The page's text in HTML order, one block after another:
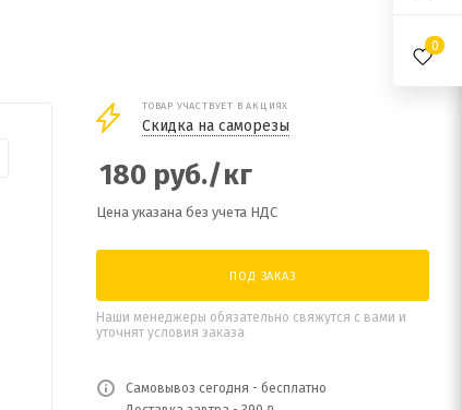
ТОВАР УЧАСТВУЕТ В АКЦИЯХ
Скидка на саморезы
180 руб./кг
Цена указана без учета НДС
ПОД ЗАКАЗ
Наши менеджеры обязательно свяжутся с вами и
уточнят условия заказа
Самовывоз сегодня - бесплатно
0